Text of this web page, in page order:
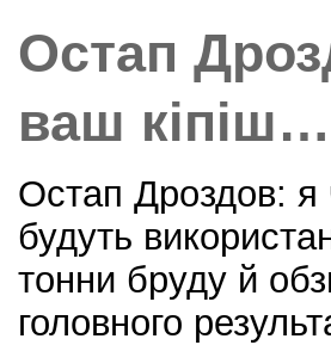
k
Остап
ваш кіпіш…
Остап Дроздов: я
будуть
тонни бруду й
головного